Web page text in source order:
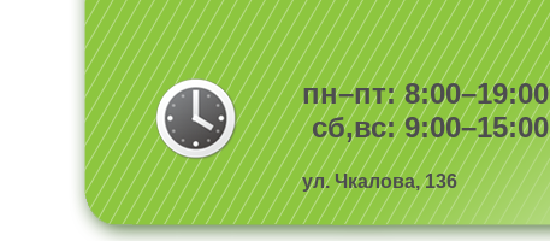
пн–пт: 8:00–19:00
сб,вс: 9:00–15:00
ул. Чкалова, 136